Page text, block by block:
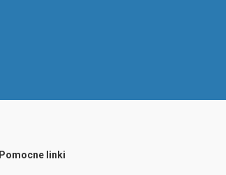
Pomocne linki